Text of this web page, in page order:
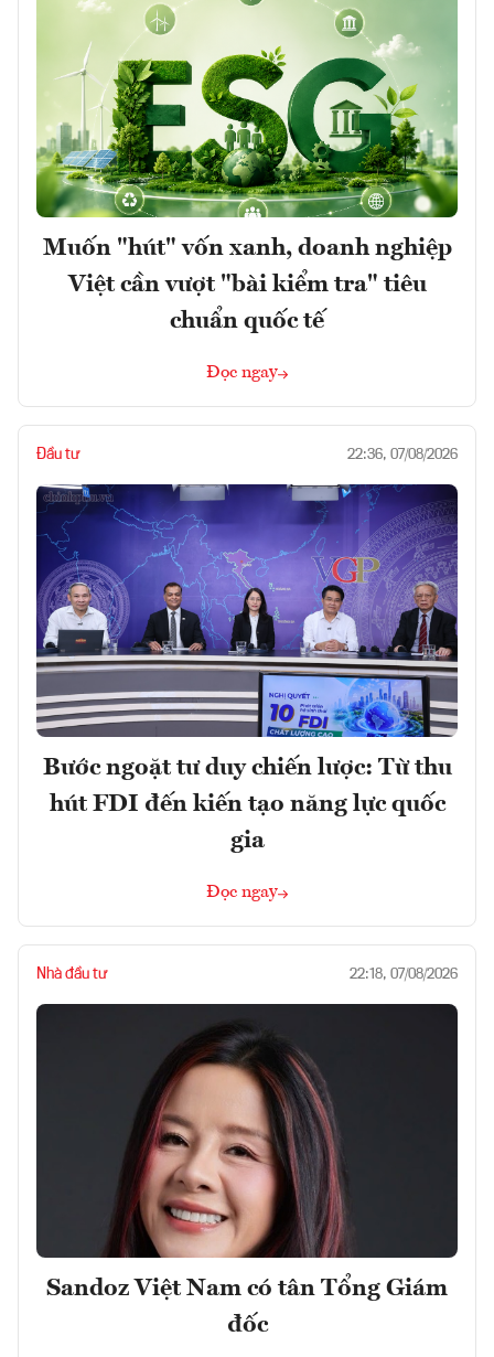
Muốn "hút" vốn xanh, doanh nghiệp
Việt cần vượt "bài kiểm tra" tiêu
chuẩn quốc tế
Đọc ngay
Đầu tư 22:36, 07/08/2026
Bước ngoặt tư duy chiến lược: Từ thu
hút FDI đến kiến tạo năng lực quốc
gia
Đọc ngay
Nhà đầu tư 22:18, 07/08/2026
Sandoz Việt Nam có tân Tổng Giám
đốc